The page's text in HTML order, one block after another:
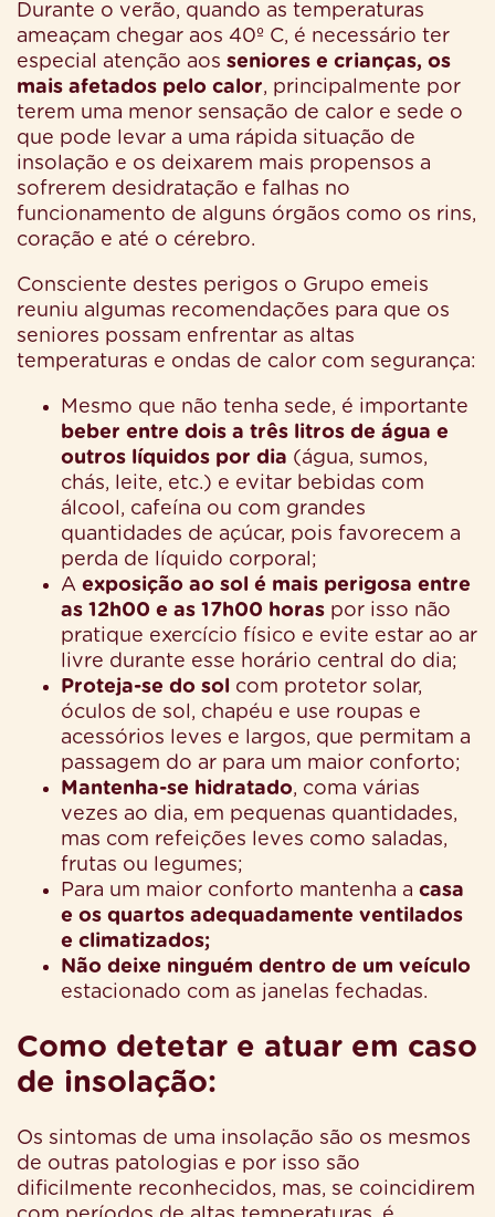
Durante o verão, quando as temperaturas
ameaçam chegar aos 40º C, é necessário ter
especial atenção aos seniores e crianças, os
mais afetados pelo calor, principalmente por
terem uma menor sensação de calor e sede o
que pode levar a uma rápida situação de
insolação e os deixarem mais propensos a
sofrerem desidratação e falhas no
funcionamento de alguns órgãos como os rins,
coração e até o cérebro.
Consciente destes perigos o Grupo emeis
reuniu algumas recomendações para que os
seniores possam enfrentar as altas
temperaturas e ondas de calor com segurança:
Mesmo que não tenha sede, é importante
beber entre dois a três litros de água e
outros líquidos por dia (água, sumos,
chás, leite, etc.) e evitar bebidas com
álcool, cafeína ou com grandes
quantidades de açúcar, pois favorecem a
perda de líquido corporal;
A exposição ao sol é mais perigosa entre
as 12h00 e as 17h00 horas por isso não
pratique exercício físico e evite estar ao ar
livre durante esse horário central do dia;
Proteja-se do sol com protetor solar,
óculos de sol, chapéu e use roupas e
acessórios leves e largos, que permitam a
passagem do ar para um maior conforto;
Mantenha-se hidratado, coma várias
vezes ao dia, em pequenas quantidades,
mas com refeições leves como saladas,
frutas ou legumes;
Para um maior conforto mantenha a casa
e os quartos adequadamente ventilados
e climatizados;
Não deixe ninguém dentro de um veículo
estacionado com as janelas fechadas.
Como detetar e atuar em caso
de insolação:
Os sintomas de uma insolação são os mesmos
de outras patologias e por isso são
dificilmente reconhecidos, mas, se coincidirem